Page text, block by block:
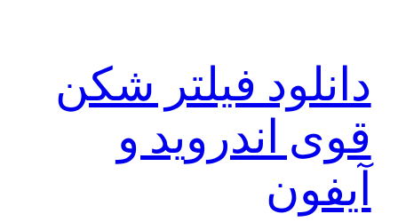
دانلود فیلتر شکن
قوی اندروید و
آیفون